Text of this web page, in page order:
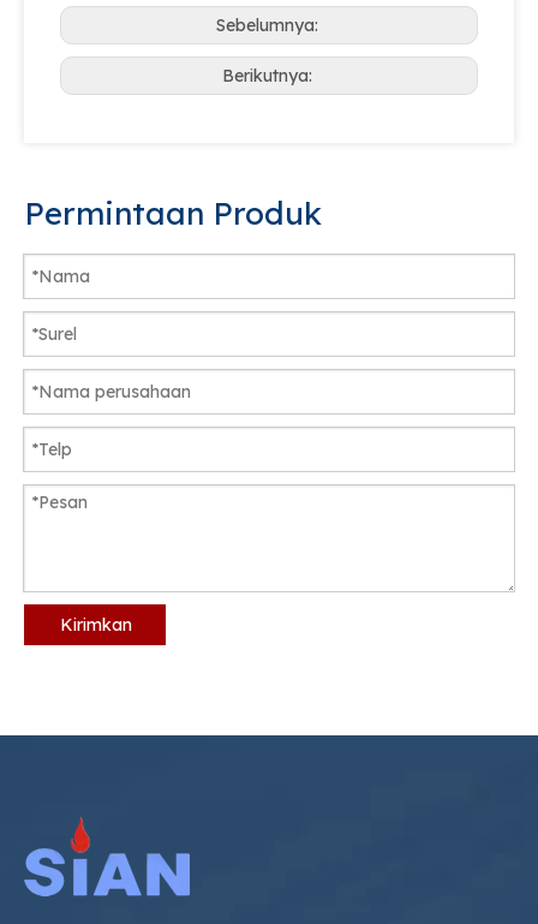
Sebelumnya:
Berikutnya:
Permintaan Produk
Kirimkan